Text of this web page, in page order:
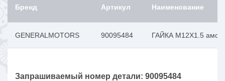
Бренд Артикул Наименование
GENERALMOTORS 90095484 ГАЙКА М12Х1.5
Запрашиваемый номер детали: 90095484